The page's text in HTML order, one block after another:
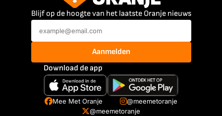
Blijf op de hoogte van het laatste Oranje nieuws
Aanmelden
Download de app
Mee Met Oranje
@meemetoranje
@meemetoranje